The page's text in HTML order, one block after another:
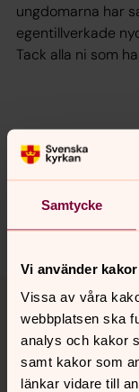
Samtycke
Vi använder kakor
Vissa av våra
webbplatsen ska
analys och kakor
samt kakor som
länkar vidare till
ungdomarna har
egentillverkade
Tack alla ni som
Synpunkter
innehåll?
Dela
Kontakt